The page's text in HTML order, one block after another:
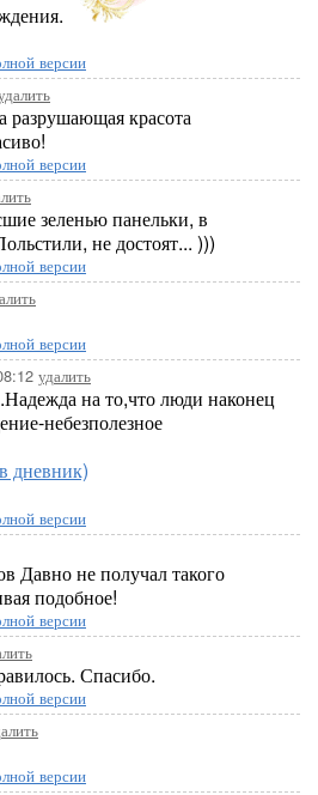
версии
разрушающая красота
версии
зеленью панельки, в
не достоят... )))
версии
версии
удалить
на то,что люди наконец
небезполезное
дневник)
версии
Давно не получал такого
подобное!
версии
Спасибо.
версии
версии